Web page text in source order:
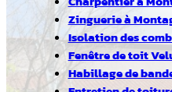
Zinguerie à
Isolation des
Fenêtre de toit
Habillage de